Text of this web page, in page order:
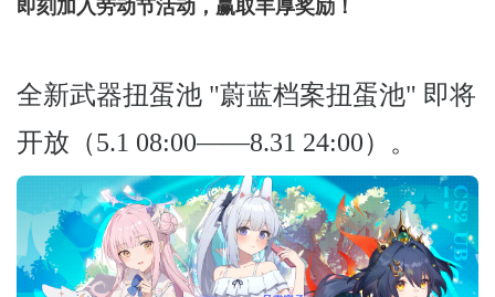
即刻加入劳动节活动，赢取丰厚奖励！
全新武器扭蛋池 "蔚蓝档案扭蛋池" 即将
开放（5.1 08:00——8.31 24:00）。